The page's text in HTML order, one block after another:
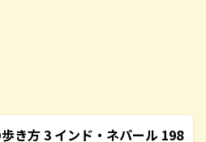
き方 3 インド・ネパール 198